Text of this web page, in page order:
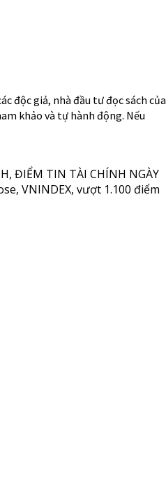
độc giả, nhà đầu tư đọc sách của
khảo và tự hành động. Nếu
, ĐIỂM TIN TÀI CHÍNH NGÀY
, VNINDEX, vượt 1.100 điểm